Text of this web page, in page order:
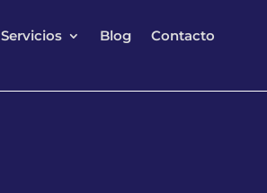
Servicios Blog Contacto